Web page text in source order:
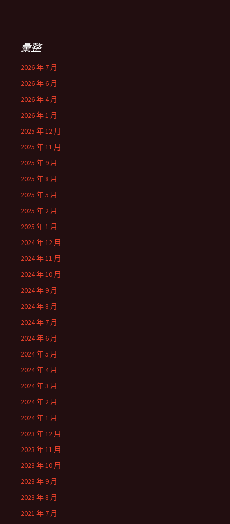
彙整
2026 年 7 月
2026 年 6 月
2026 年 4 月
2026 年 1 月
2025 年 12 月
2025 年 11 月
2025 年 9 月
2025 年 8 月
2025 年 5 月
2025 年 2 月
2025 年 1 月
2024 年 12 月
2024 年 11 月
2024 年 10 月
2024 年 9 月
2024 年 8 月
2024 年 7 月
2024 年 6 月
2024 年 5 月
2024 年 4 月
2024 年 3 月
2024 年 2 月
2024 年 1 月
2023 年 12 月
2023 年 11 月
2023 年 10 月
2023 年 9 月
2023 年 8 月
2021 年 7 月